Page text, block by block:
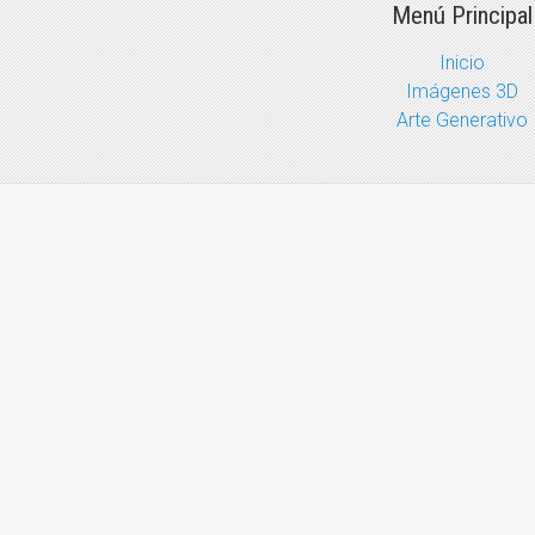
Menú Principal
Inicio
Imágenes 3D
Arte Generativo